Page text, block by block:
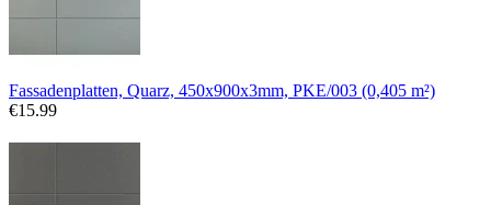
Fassadenplatten, Quarz, 450x900x3mm, PKE/003 (0,405 m²)
€15.99